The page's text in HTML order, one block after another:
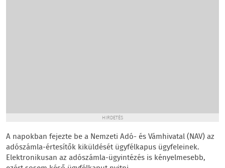
HIRDETÉS
A napokban fejezte be a Nemzeti Adó- és Vámhivatal (NAV) az
adószámla-értesítők kiküldését ügyfélkapus ügyfeleinek.
Elektronikusan az adószámla-ügyintézés is kényelmesebb,